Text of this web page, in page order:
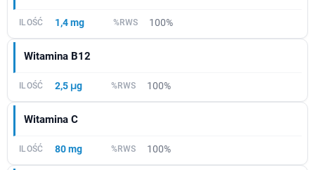
1,4 mg 100%
Witamina B12
2,5 μg 100%
Witamina C
80 mg 100%